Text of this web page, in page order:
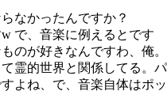
なかったんですか？
で、音楽に例えるとです
のが好きなんですわ、俺。
霊的世界と関係してる。パ
よね、で、音楽自体はポッ